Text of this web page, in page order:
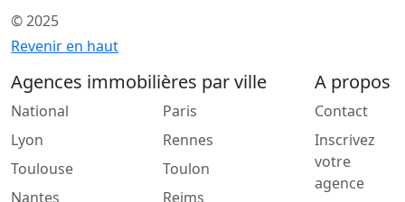
© 2025
Revenir en haut
Agences immobilières par ville
National
Lyon
Toulouse
Nantes
Paris
Rennes
Toulon
Reims
A propos
Contact
Inscrivez
votre
agence